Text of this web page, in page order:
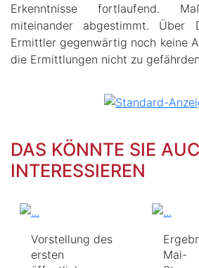
Erkenntnisse fortlaufend.
miteinander abgestimmt. Über
Ermittler gegenwärtig noch keine
die Ermittlungen nicht zu
DAS KÖNNTE SIE
INTERESSIEREN
Vorstellung des
ersten
Mai-